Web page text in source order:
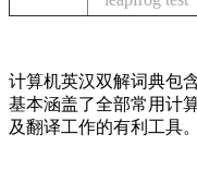
计算机英汉双解词典包
基本涵盖了全部常用计
及翻译工作的有利工具。